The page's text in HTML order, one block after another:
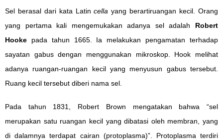
Sel berasal dari kata Latincella yang berartiruangan kecil. Orang
yang pertama kali mengemukakan adanya sel adalah Robert
Hooke pada tahun 1665. Ia melakukan pengamatan terhadap
sayatan gabus dengan menggunakan mikroskop. Hook melihat
adanya ruangan-ruangan kecil yang menyusun gabus tersebut.
Ruang kecil tersebut diberi nama sel.
Pada tahun 1831, Robert Brown mengatakan bahwa “sel
merupakan satu ruangan kecil yang dibatasi oleh membran, yang
di dalamnya terdapat cairan (protoplasma)”. Protoplasma terdiri